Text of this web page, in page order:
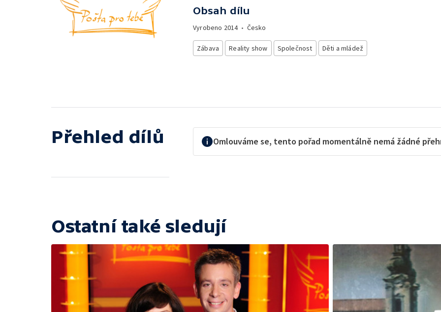
Obsah dílu
Vyrobeno 2014• Česko
Zábava Reality show Společnost Děti a mládež
Přehled dílů Omlouváme se, tento pořad momentálně nemá žádné
Ostatní také sledují